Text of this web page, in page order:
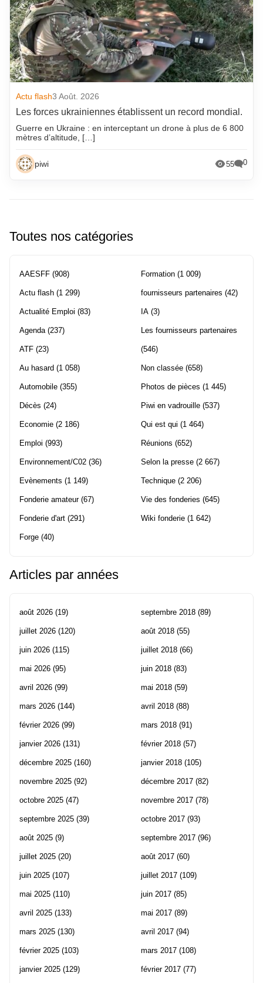
Actu flash3 Août. 2026
Les forces ukrainiennes établissent un record mondial.
Guerre en Ukraine : en interceptant un drone à plus de 6 800
mètres d’altitude, […]
piwi 55 0
Toutes nos catégories
AAESFF (908)
Actu flash (1 299)
Actualité Emploi (83)
Agenda(237)
ATF (23)
Au hasard (1 058)
Automobile (355)
Décès (24)
Economie (2 186)
Emploi (993)
Environnement/C02 (36)
Evènements (1 149)
Fonderie amateur(67)
Fonderie d'art (291)
Forge (40)
Formation (1 009)
fournisseurs partenaires (42)
IA (3)
Les fournisseurs partenaires
(546)
Non classée (658)
Photos de pièces (1 445)
Piwi en vadrouille (537)
Qui est qui (1 464)
Réunions (652)
Selon la presse (2 667)
Technique (2 206)
Vie des fonderies (645)
Wiki fonderie (1 642)
Articles par années
août 2026 (19)
juillet 2026 (120)
juin 2026 (115)
mai 2026 (95)
avril 2026 (99)
mars 2026 (144)
février 2026 (99)
janvier 2026 (131)
décembre 2025 (160)
novembre 2025 (92)
octobre 2025 (47)
septembre 2025 (39)
août 2025 (9)
juillet 2025 (20)
juin 2025 (107)
mai 2025 (110)
avril 2025 (133)
mars 2025 (130)
février 2025 (103)
janvier 2025 (129)
septembre 2018 (89)
août 2018 (55)
juillet 2018 (66)
juin 2018 (83)
mai 2018 (59)
avril 2018 (88)
mars 2018 (91)
février 2018 (57)
janvier 2018 (105)
décembre 2017 (82)
novembre 2017 (78)
octobre 2017 (93)
septembre 2017 (96)
août 2017 (60)
juillet 2017 (109)
juin 2017 (85)
mai 2017 (89)
avril 2017 (94)
mars 2017 (108)
février 2017 (77)